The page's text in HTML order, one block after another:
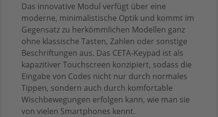
Das innovative Modul verfügt über eine
moderne, minimalistische Optik und kommt im
Gegensatz zu herkömmlichen Modellen ganz
ohne klassische Tasten, Zahlen oder sonstige
Beschriftungen aus. Das CETA-Keypad ist als
kapazitiver Touchscreen konzipiert, sodass die
Eingabe von Codes nicht nur durch normales
Tippen, sondern auch durch komfortable
Wischbewegungen erfolgen kann, wie man sie
von vielen Smartphones kennt.